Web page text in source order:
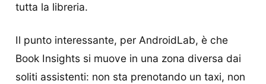
tutta la libreria.
Il punto interessante, per AndroidLab, è che
Book Insights si muove in una zona diversa dai
soliti assistenti: non sta prenotando un taxi, non